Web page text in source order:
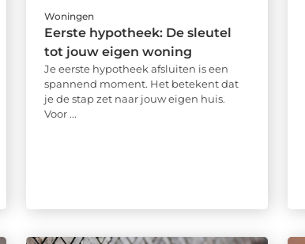
Woningen
Eerste hypotheek: De sleutel
tot jouw eigen woning
Je eerste hypotheek afsluiten is een
spannend moment. Het betekent dat
je de stap zet naar jouw eigen huis.
Voor ...